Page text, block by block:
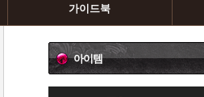
가이드북
아이템